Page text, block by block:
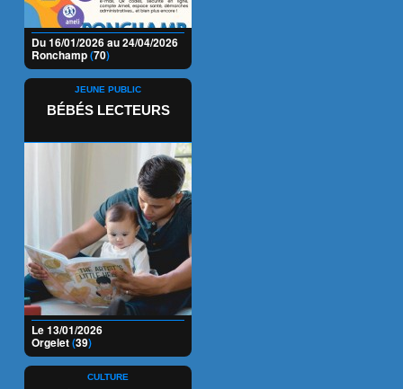
Du 16/01/2026 au 24/04/2026
Ronchamp(70)
JEUNE PUBLIC
BÉBÉS LECTEURS
Le 13/01/2026
Orgelet(39)
CULTURE